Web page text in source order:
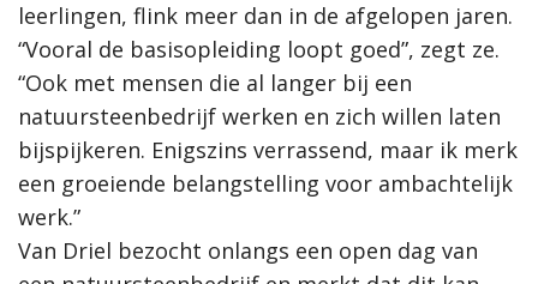
leerlingen, flink meer dan in de afgelopen jaren.
“Vooral de basisopleiding loopt goed”, zegt ze.
“Ook met mensen die al langer bij een
natuursteenbedrijf werken en zich willen laten
bijspijkeren. Enigszins verrassend, maar ik merk
een groeiende belangstelling voor ambachtelijk
werk.”
Van Driel bezocht onlangs een open dag van